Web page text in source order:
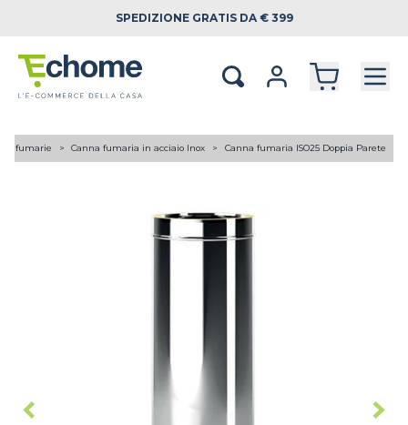
SPEDIZIONE GRATIS DA € 399
fumarie Canna fumaria in acciaio Inox Canna fumaria ISO25 Doppia Parete